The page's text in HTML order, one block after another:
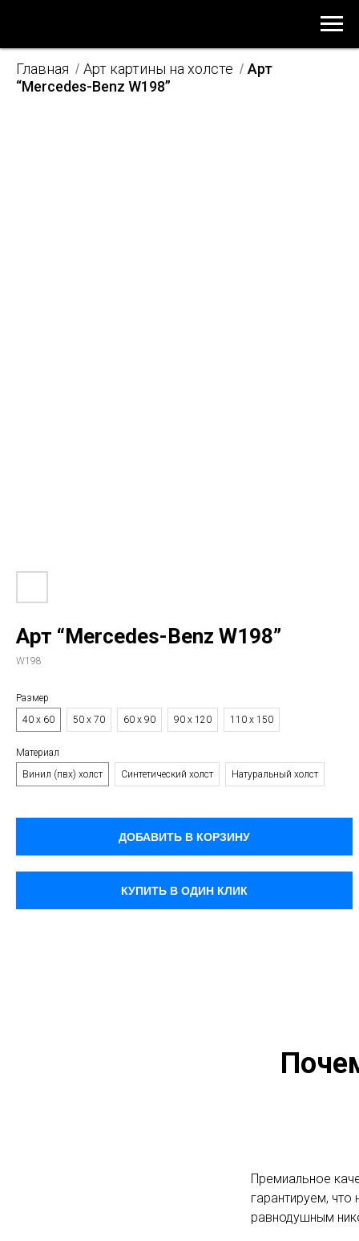
Главная / Арт картины на холсте / Арт
“Mercedes-Benz W198”
Арт “Mercedes-Benz W198”
W198
Размер
40 х 60
50 х 70 60 х 90 90 х 120 110 х 150
Материал
Винил (пвх) холст
Синтетический холст Натуральный холст
ДОБАВИТЬ В КОРЗИНУ
КУПИТЬ В ОДИН КЛИК
Премиальное
гарантируем,
равнодушным